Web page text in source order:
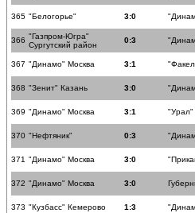
365 "Белогорье" 3:0
366 "Газпром-Югра"
Сургутский район
0:3
367 "Динамо" Москва 3:1
368 "Зенит" Казань 3:0
369 "Динамо" Москва 3:1
370 "Нефтяник" 0:3
371 "Динамо" Москва 3:0
372 "Динамо" Москва 3:0
373 "Кузбасс" Кемерово 1:3